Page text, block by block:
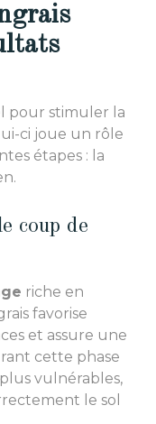
pour stimuler la
ci joue un rôle
étapes : la
coup de
riche en
favorise
et assure une
cette phase
vulnérables,
le sol